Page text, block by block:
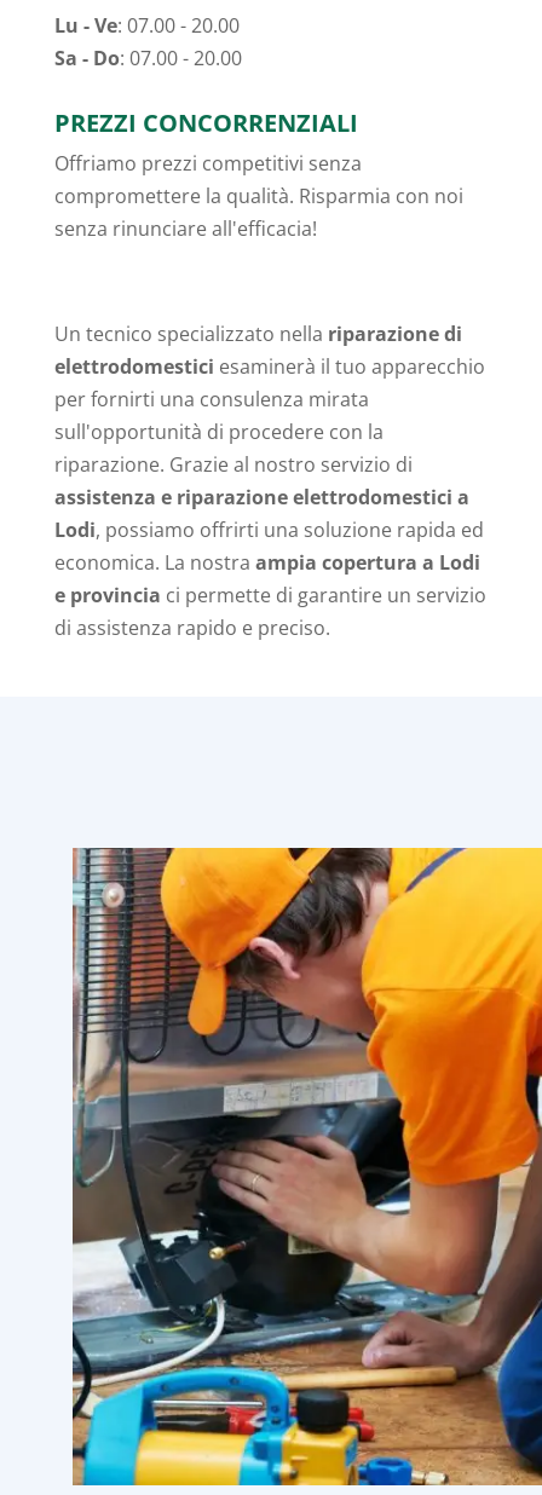
Lu - Ve: 07.00 - 20.00
Sa - Do: 07.00 - 20.00
PREZZI CONCORRENZIALI
Offriamo prezzi competitivi senza
compromettere la qualità. Risparmia con noi
senza rinunciare all'efficacia!
Un tecnico specializzato nella riparazione di
elettrodomestici esaminerà il tuo apparecchio
per fornirti una consulenza mirata
sull'opportunità di procedere con la
riparazione. Grazie al nostro servizio di
assistenza e riparazione elettrodomestici a
Lodi, possiamo offrirti una soluzione rapida ed
economica. La nostra ampia copertura a Lodi
e provincia ci permette di garantire un servizio
di assistenza rapido e preciso.